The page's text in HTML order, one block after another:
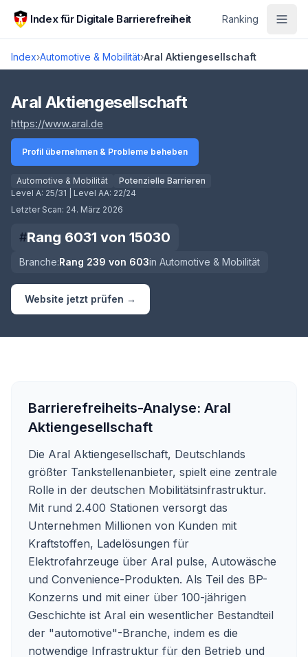
Zum Hauptinhalt springen
Index für Digitale Barrierefreiheit Ranking
Index›Automotive & Mobilität›Aral Aktiengesellschaft
Score lädt
Aral Aktiengesellschaft
https://www.aral.de
Profil übernehmen & Probleme beheben
Automotive & Mobilität
Potenzielle Barrieren
Level A: 25/31 | Level AA: 22/24
Letzter Scan: 24. März 2026
#Rang 6031 von 15030
Branche:Rang 239 von 603in Automotive & Mobilität
Website jetzt prüfen →
Barrierefreiheits-Analyse: Aral
Aktiengesellschaft
Die Aral Aktiengesellschaft, Deutschlands
größter Tankstellenanbieter, spielt eine zentrale
Rolle in der deutschen Mobilitätsinfrastruktur.
Mit rund 2.400 Stationen versorgt das
Unternehmen Millionen von Kunden mit
Kraftstoffen, Ladelösungen für
Elektrofahrzeuge über Aral pulse, Autowäsche
und Convenience-Produkten. Als Teil des BP-
Konzerns und mit einer über 100-jährigen
Geschichte ist Aral ein wesentlicher Bestandteil
der "automotive"-Branche, indem es die
notwendige Infrastruktur für den Betrieb und